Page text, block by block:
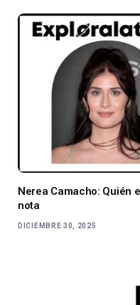
Nerea Camacho: Quién
nota
DICIEMBRE 30, 2025